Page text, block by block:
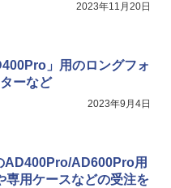
2023年11月20日
」用のロングフォ
ーなど
2023年9月4日
AD400Pro/AD600Pro用
専用ケースなどの受注を